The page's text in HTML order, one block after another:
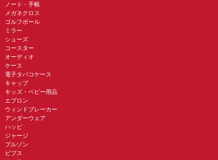
ノート・手帳
メガネクロス
ゴルフボール
ミラー
シューズ
コースター
オーディオ
ケース
電子タバコケース
キャップ
キッズ・ベビー用品
エプロン
ウィンドブレーカー
アンダーウェア
ハッピ
ジャージ
ブルゾン
ビブス